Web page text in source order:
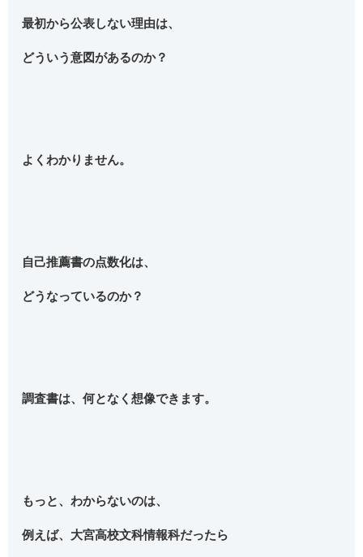
最初から公表しない理由は、
どういう意図があるのか？
よくわかりません。
自己推薦書の点数化は、
どうなっているのか？
調査書は、何となく想像できます。
もっと、わからないのは、
例えば、大宮高校文科情報科だったら